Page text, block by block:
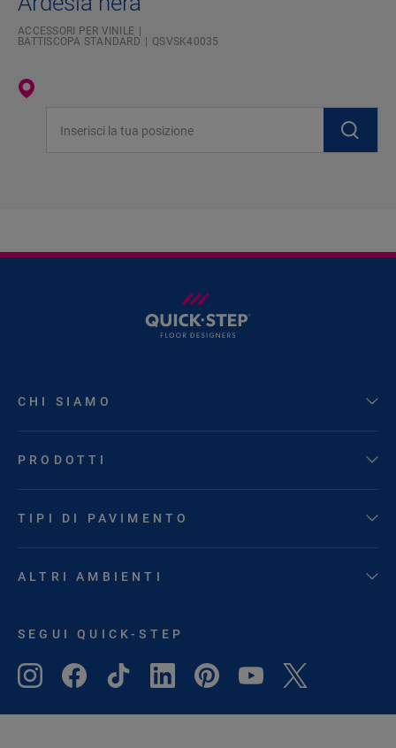
ACCESSORI PER VINILE
BATTISCOPA STANDARD
QSVSK40035
CHI SIAMO
PRODOTTI
TIPI DI PAVIMENTO
ALTRI AMBIENTI
SEGUI QUICK-STEP